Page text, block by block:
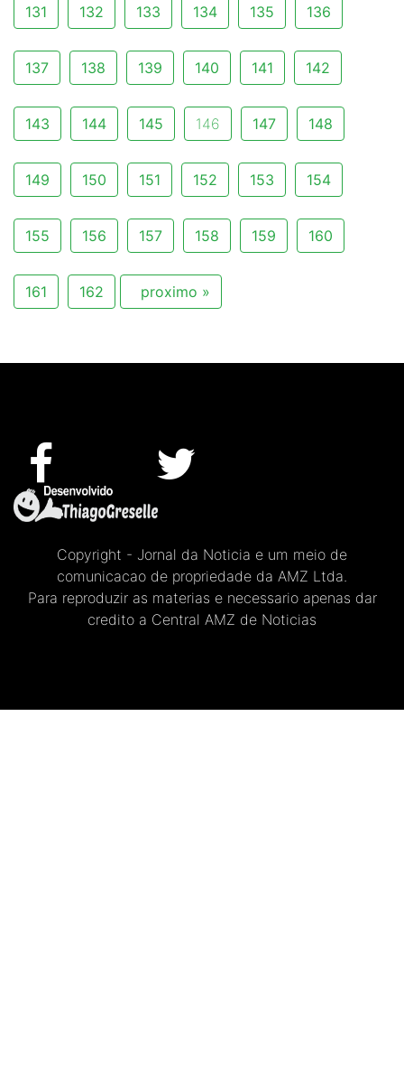
131 132 133 134 135 136
137 138 139 140 141 142
143 144 145 146 147 148
149 150 151 152 153 154
155 156 157 158 159 160
161 162 proximo »
Copyright - Jornal da Noticia e um meio de
comunicacao de propriedade da AMZ Ltda.
Para reproduzir as materias e necessario apenas dar
credito a Central AMZ de Noticias